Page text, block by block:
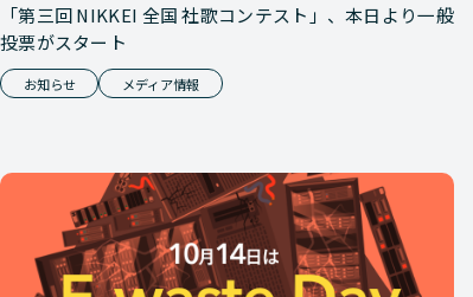
「第三回 NIKKEI 全国 社歌コンテスト」、本日より一般
投票がスタート
お知らせ メディア情報